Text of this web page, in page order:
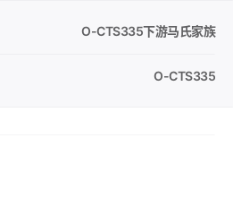
O-CTS335下游马氏家族
O-CTS335